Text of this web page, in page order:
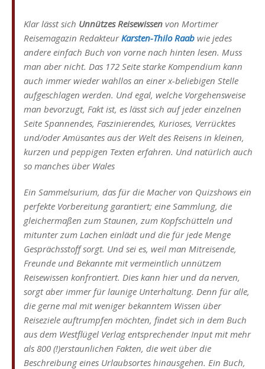
Klar lässt sich Unnützes Reisewissen von Mortimer
Reisemagazin RedakteurKarsten-Thilo Raab wie jedes
andere einfach Buch von vorne nach hinten lesen. Muss
man aber nicht. Das 172 Seite starke Kompendium kann
auch immer wieder wahllos an einer x-beliebigen Stelle
aufgeschlagen werden. Und egal, welche Vorgehensweise
man bevorzugt, Fakt ist, es lässt sich auf jeder einzelnen
Seite Spannendes, Faszinierendes, Kurioses, Verrücktes
und/oder Amüsantes aus der Welt des Reisens in kleinen,
kurzen und peppigen Texten erfahren. Und natürlich auch
so manches über Wales
Ein Sammelsurium, das für die Macher von Quizshows ein
perfekte Vorbereitung garantiert; eine Sammlung, die
gleichermaßen zum Staunen, zum Kopfschütteln und
mitunter zum Lachen einlädt und die für jede Menge
Gesprächsstoff sorgt. Und sei es, weil man Mitreisende,
Freunde und Bekannte mit vermeintlich unnützem
Reisewissen konfrontiert. Dies kann hier und da nerven,
sorgt aber immer für launige Unterhaltung. Denn für alle,
die gerne mal mit weniger bekanntem Wissen über
Reiseziele auftrumpfen möchten, findet sich in dem Buch
aus dem Westflügel Verlag entsprechender Input mit mehr
als 800 (!)erstaunlichen Fakten, die weit über die
Beschreibung eines Urlaubsortes hinausgehen. Ein Buch,